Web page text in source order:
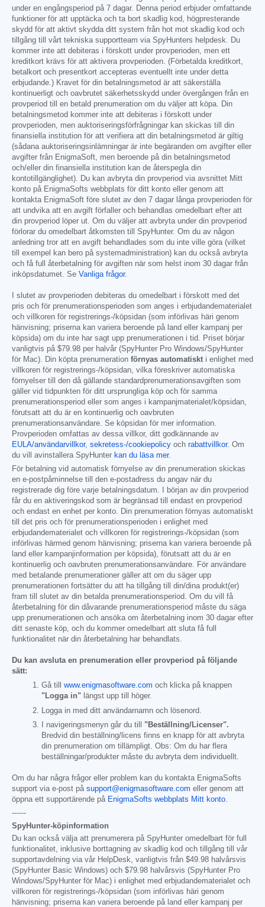
under en engångsperiod på 7 dagar. Denna period erbjuder omfattande
funktioner för att upptäcka och ta bort skadlig kod, högpresterande
skydd för att aktivt skydda ditt system från hot mot skadlig kod och
tillgång till vårt tekniska supportteam via SpyHunters helpdesk. Du
kommer inte att debiteras i förskott under provperioden, men ett
kreditkort krävs för att aktivera provperioden. (Förbetalda kreditkort,
betalkort och presentkort accepteras eventuellt inte under detta
erbjudande.) Kravet för din betalningsmetod är att säkerställa
kontinuerligt och oavbrutet säkerhetsskydd under övergången från en
provperiod till en betald prenumeration om du väljer att köpa. Din
betalningsmetod kommer inte att debiteras i förskott under
provperioden, men auktoriseringsförfrågningar kan skickas till din
finansiella institution för att verifiera att din betalningsmetod är giltig
(sådana auktoriseringsinlämningar är inte begäranden om avgifter eller
avgifter från EnigmaSoft, men beroende på din betalningsmetod
och/eller din finansiella institution kan de återspegla din
kontotillgänglighet). Du kan avbryta din provperiod via avsnittet Mitt
konto på EnigmaSofts webbplats för ditt konto eller genom att
kontakta EnigmaSoft före slutet av den 7 dagar långa provperioden för
att undvika att en avgift förfaller och behandlas omedelbart efter att
din provperiod löper ut. Om du väljer att avbryta under din provperiod
förlorar du omedelbart åtkomsten till SpyHunter. Om du av någon
anledning tror att en avgift behandlades som du inte ville göra (vilket
till exempel kan bero på systemadministration) kan du också avbryta
och få full återbetalning för avgiften när som helst inom 30 dagar från
inköpsdatumet. Se Vanliga frågor.
I slutet av provperioden debiteras du omedelbart i förskott med det
pris och för prenumerationsperioden som anges i erbjudandematerialet
och villkoren för registrerings-/köpsidan (som införlivas häri genom
hänvisning; priserna kan variera beroende på land eller kampanj per
köpsida) om du inte har sagt upp prenumerationen i tid. Priset börjar
vanligtvis på $79.98 per halvår (SpyHunter Pro Windows/SpyHunter
för Mac). Din köpta prenumeration förnyas automatiskt i enlighet med
villkoren för registrerings-/köpsidan, vilka föreskriver automatiska
förnyelser till den då gällande standardprenumerationsavgiften som
gäller vid tidpunkten för ditt ursprungliga köp och för samma
prenumerationsperiod eller som anges i kampanjmaterialet/köpsidan,
förutsatt att du är en kontinuerlig och oavbruten
prenumerationsanvändare. Se köpsidan för mer information.
Provperioden omfattas av dessa villkor, ditt godkännande av
EULA/användarvillkor, sekretess-/cookiepolicy och rabattvillkor. Om
du vill avinstallera SpyHunter kan du läsa mer.
För betalning vid automatisk förnyelse av din prenumeration skickas
en e-postpåminnelse till den e-postadress du angav när du
registrerade dig före varje betalningsdatum. I början av din provperiod
får du en aktiveringskod som är begränsad till endast en provperiod
och endast en enhet per konto. Din prenumeration förnyas automatiskt
till det pris och för prenumerationsperioden i enlighet med
erbjudandematerialet och villkoren för registrerings-/köpsidan (som
införlivas härmed genom hänvisning; priserna kan variera beroende på
land eller kampanjinformation per köpsida), förutsatt att du är en
kontinuerlig och oavbruten prenumerationsanvändare. För användare
med betalande prenumerationer gäller att om du säger upp
prenumerationen fortsätter du att ha tillgång till din/dina produkt(er)
fram till slutet av din betalda prenumerationsperiod. Om du vill få
återbetalning för din dåvarande prenumerationsperiod måste du säga
upp prenumerationen och ansöka om återbetalning inom 30 dagar efter
ditt senaste köp, och du kommer omedelbart att sluta få full
funktionalitet när din återbetalning har behandlats.
Du kan avsluta en prenumeration eller provperiod på följande
sätt:
Gå till www.enigmasoftware.com och klicka på knappen
"Logga in" längst upp till höger.
Logga in med ditt användarnamn och lösenord.
I navigeringsmenyn går du till "Beställning/Licenser".
Bredvid din beställning/licens finns en knapp för att avbryta
din prenumeration om tillämpligt. Obs: Om du har flera
beställningar/produkter måste du avbryta dem individuellt.
Om du har några frågor eller problem kan du kontakta EnigmaSofts
support via e-post på support@enigmasoftware.com eller genom att
öppna ett supportärende på EnigmaSofts webbplats Mitt konto
------
SpyHunter-köpinformation
Du kan också välja att prenumerera på SpyHunter omedelbart för full
funktionalitet, inklusive borttagning av skadlig kod och tillgång till vår
supportavdelning via vår HelpDesk, vanligtvis från $49.98 halvårsvis
(SpyHunter Basic Windows) och $79.98 halvårsvis (SpyHunter Pro
Windows/SpyHunter för Mac) i enlighet med erbjudandematerialet och
villkoren för registrerings-/köpsidan (som införlivas häri genom
hänvisning; priserna kan variera beroende på land eller kampanj per